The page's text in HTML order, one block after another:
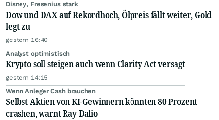
Disney, Fresenius stark
Dow und DAX auf Rekordhoch, Ölpreis fällt weiter, Gold
legt zu
gestern 16:40
Analyst optimistisch
Krypto soll steigen auch wenn Clarity Act versagt
gestern 14:15
Wenn Anleger Cash brauchen
Selbst Aktien von KI-Gewinnern könnten 80 Prozent
crashen, warnt Ray Dalio